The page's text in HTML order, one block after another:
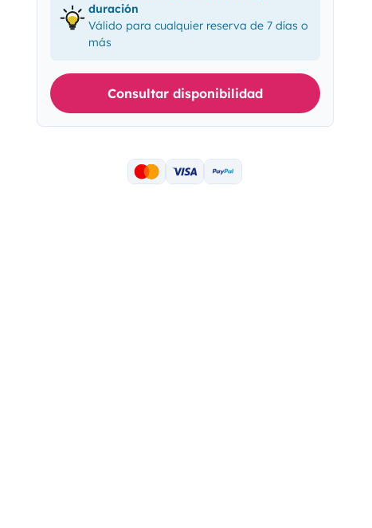
duración
Válido para cualquier reserva de 7 días o
más
Consultar disponibilidad